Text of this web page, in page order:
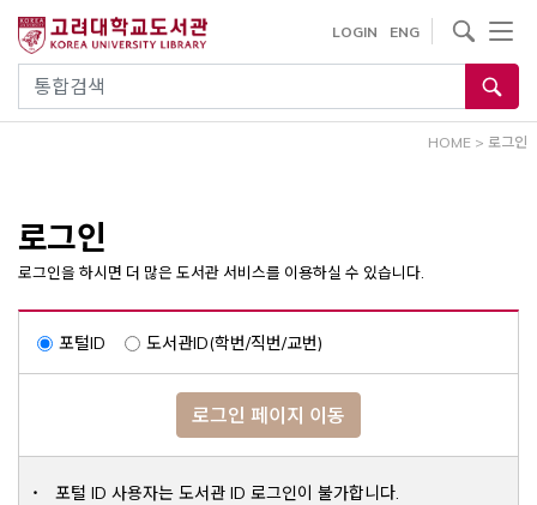
건
통합검색
LOGIN ENG
사이트내 검색
HOME > 로그인
로그인
로그인을 하시면 더 많은 도서관 서비스를 이용하실 수 있습니다.
포털ID 도서관ID(학번/직번/교번)
로그인 페이지 이동
포털 ID 사용자는 도서관 ID 로그인이 불가합니다.